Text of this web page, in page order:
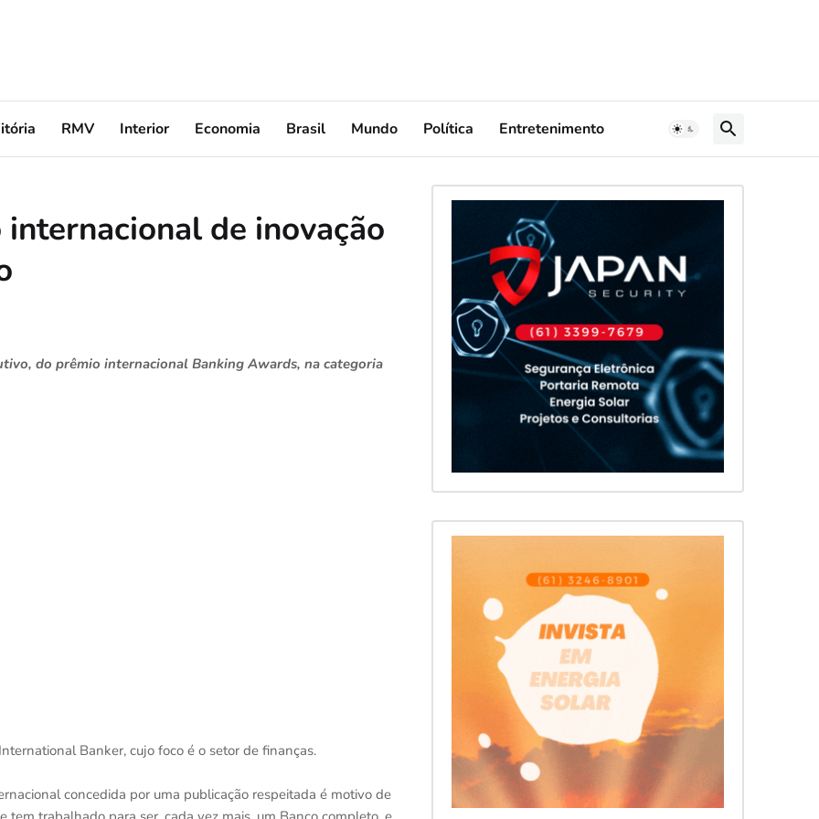
RMV Interior Economia Brasil Mundo Política Entretenimento
de inovação
do prêmio internacional Banking Awards, na categoria
Banker, cujo foco é o setor de finanças.
concedida por uma publicação respeitada é motivo de